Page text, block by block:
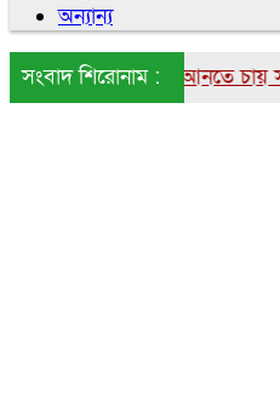
অন্যান্য
সংবাদ শিরোনাম :
বাংলাদেশে আনতে চায় সরকার